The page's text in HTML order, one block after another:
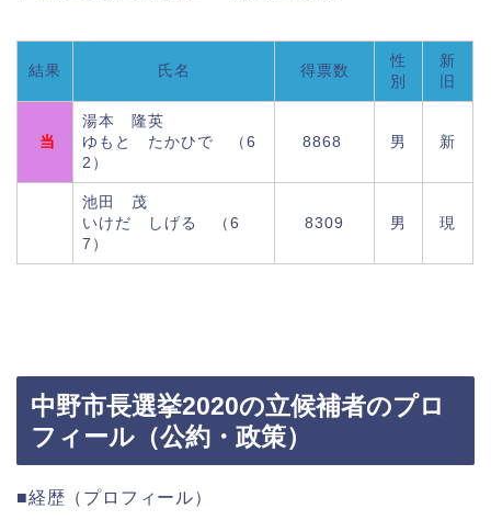
結果 氏名 得票数
性
別
新
旧
当
湯本 隆英
ゆもと たかひで （6
2）
8868 男 新
池田 茂
いけだ しげる （6
7）
8309 男 現
中野市長選挙2020の立候補者のプロ
フィール（公約・政策）
■経歴（プロフィール）